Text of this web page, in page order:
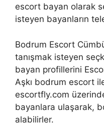
escort bayan olarak
isteyen bayanların
Bodrum Escort
tanışmak isteyen
bayan profillerini
Aşkı bodrum escort
escortfly.com
bayanlara ulaşarak,
alabilirler.